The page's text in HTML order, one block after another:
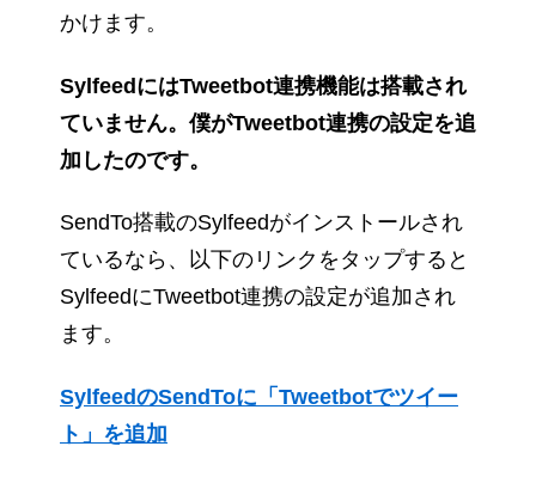
かけます。
SylfeedにはTweetbot連携機能は搭載され
ていません。僕がTweetbot連携の設定を追
加したのです。
SendTo搭載のSylfeedがインストールされ
ているなら、以下のリンクをタップすると
SylfeedにTweetbot連携の設定が追加され
ます。
SylfeedのSendToに「Tweetbotでツイー
ト」を追加